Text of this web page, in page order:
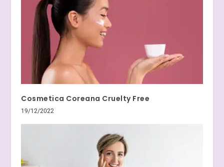
Cosmetica Coreana Cruelty Free
19/12/2022